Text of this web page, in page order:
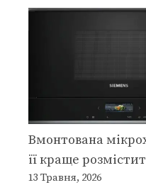
Вмонтована
її краще
13 Травня, 2026